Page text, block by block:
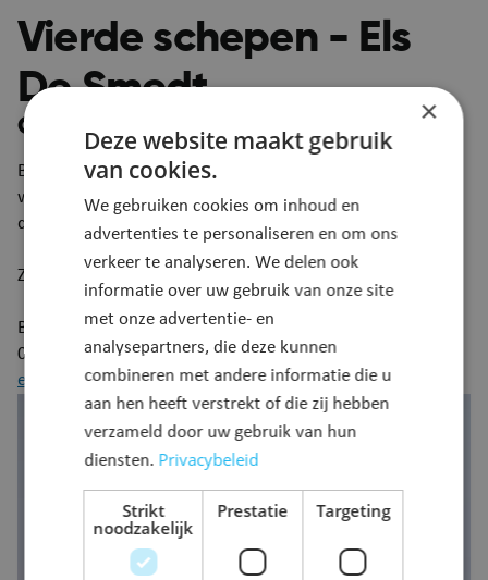
Vierde schepen - Els
De Smedt
CD&V-teamkoen
Bevoegdheden:
wonen, gebouwen en facilitair beheer,
dorpskernvernieuwing, kerkfabrieken.
Zitdag op afspraak.
Buisstraat 150 – 2890 Puurs-Sint-Amands
0498 19 37 91
els.desmedt@puursam.be
×
Deze website maakt gebruik
van cookies.
We gebruiken cookies om inhoud en
advertenties te personaliseren en om ons
verkeer te analyseren. We delen ook
informatie over uw gebruik van onze site
met onze advertentie- en
analysepartners, die deze kunnen
combineren met andere informatie die u
aan hen heeft verstrekt of die zij hebben
verzameld door uw gebruik van hun
diensten. Privacybeleid
Strikt
noodzakelijk
Prestatie Targeting